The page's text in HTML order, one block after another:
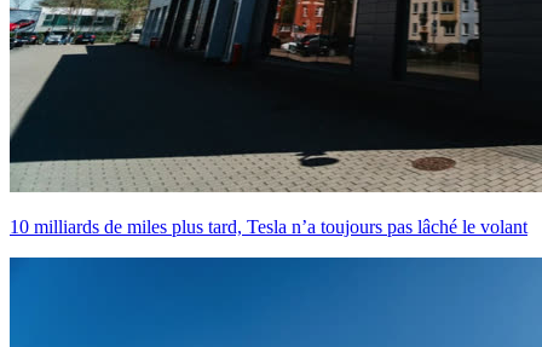
10 milliards de miles plus tard, Tesla n’a toujours pas lâché le volant